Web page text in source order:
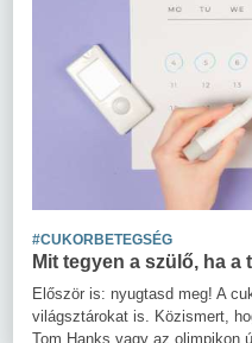
#CUKORBETEGSÉG
Mit tegyen a szülő, ha
Először is: nyugtasd meg! A
világsztárokat is. Közismert,
Tom Hanks vagy az olimpikon